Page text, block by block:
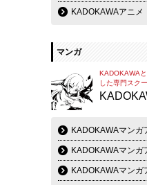
KADOKAWAアニ
マンガ
KADOKAWA
した専門スクー
KADOKAWAマンガ
KADOKAWAマン
KADOKAWAマン